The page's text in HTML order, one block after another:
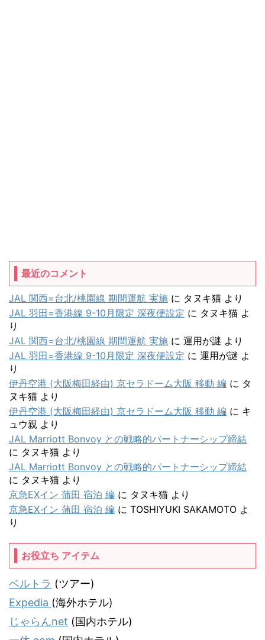
最近のコメント
JAL 関西=台北/桃園線 期間運航 実施 に タヌキ猫 より
JAL 羽田=香港線 9-10月限定 深夜便設定 に タヌキ猫 よ
り
JAL 関西=台北/桃園線 期間運航 実施 に 運用が謎 より
JAL 羽田=香港線 9-10月限定 深夜便設定 に 運用が謎 よ
り
伊丹空港 (大阪梅田経由) 京セラドーム大阪 移動 編 に タ
ヌキ猫 より
伊丹空港 (大阪梅田経由) 京セラドーム大阪 移動 編 に キ
ュウ親 より
JAL Marriott Bonvoy との戦略的パートナーシップ締結
に タヌキ猫 より
JAL Marriott Bonvoy との戦略的パートナーシップ締結
に タヌキ猫 より
京急EXイン 蒲田 宿泊 編 に タヌキ猫 より
京急EXイン 蒲田 宿泊 編 に TOSHIYUKI SAKAMOTO よ
り
お役立ち アイテム
ベルトラ (ツアー)
Expedia (海外ホテル)
じゃらんnet (国内ホテル)